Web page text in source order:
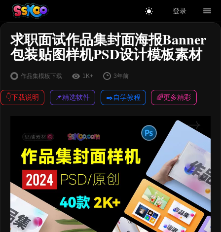
登录
求职面试作品集封面海报Banner
包装贴图样机PSD设计模板素材
作品集模板下载 1K+ 3年前
👇下载说明 📌精选软件 ✒️自学教程 🌈更多精彩